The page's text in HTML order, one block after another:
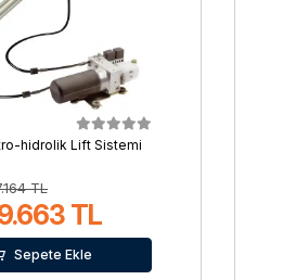
hidrolik Lift Sistemi
TL
TL
Sepete Ekle